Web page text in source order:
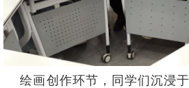
绘画创作环节，同学们沉浸